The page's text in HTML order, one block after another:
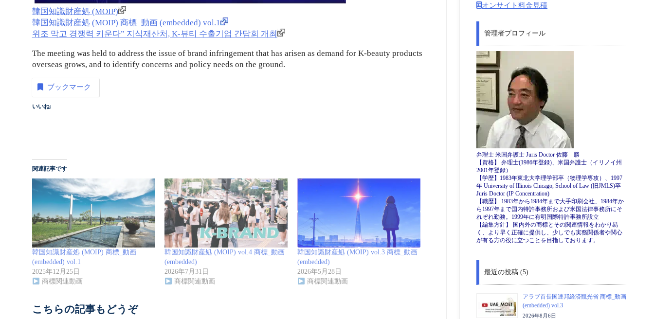
韓国知識財産処 (MOIP)
韓国知識財産処 (MOIP) 商標_動画 (embedded) vol.1
위조 막고 경쟁력 키운다” 지식재산처, K-뷰티 수출기업 간담회 개최
The meeting was held to address the issue of brand infringement that has arisen as demand for K-beauty products
overseas grows, and to identify concerns and policy needs on the ground.
ブックマーク
いいね:
関連記事です
韓国知識財産処 (MOIP) 商標_動画
(embedded) vol.1
2025年12月25日
商標関連動画
韓国知識財産処 (MOIP) vol.4 商標_動画
(embedded)
2026年7月31日
商標関連動画
韓国知識財産処 (MOIP) vol.3 商標_動画
(embedded)
2026年5月28日
商標関連動画
こちらの記事もどうぞ
オンサイト料金見積
管理者プロフィール
弁理士 米国弁護士 Juris Doctor 佐藤 勝
【資格】 弁理士(1986年登録)、米国弁護士（イリノイ州
2001年登録）
【学歴】1983年東北大学理学部卒（物理学専攻）、1997
年 University of Illinois Chicago, School of Law (旧JMLS)卒
Juris Doctor (IP Concentration)
【職歴】 1983年から1984年まで大手印刷会社、1984年か
ら1997年まで国内特許事務所および米国法律事務所にそ
れぞれ勤務。1999年に有明国際特許事務所設立
【編集方針】 国内外の商標とその関連情報をわかり易
く、より早く正確に提供し、少しでも実務関係者や関心
が有る方の役に立つことを目指しております。
最近の投稿 (5)
アラブ首長国連邦経済観光省 商標_動画
(embedded) vol.3
2026年8月6日